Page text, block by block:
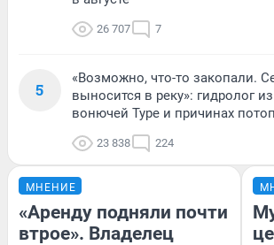
26 707 7
5
«Возможно, что-то закопали.
выносится в реку»: гидролог
вонючей Туре и причинах
23 838 224
МНЕНИЕ
«Аренду подняли почти
втрое». Владелец